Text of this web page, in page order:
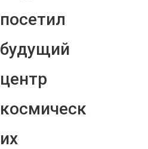
посетил
будущий
центр
космическ
их